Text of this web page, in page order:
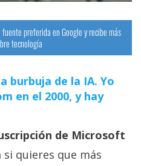
preferida en Google y recibe más
tecnología
burbuja de la IA. Yo
en el 2000, y hay
de Microsoft
si quieres que más